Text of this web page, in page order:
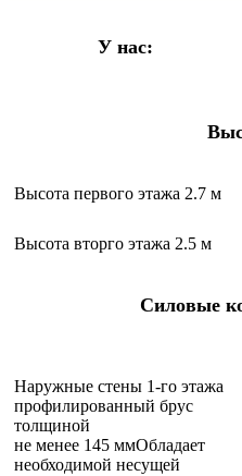
У нас:
Высота первого этажа 2.7 м
Высота вторго этажа 2.5 м
Силовые
Наружные стены 1-го этажа
профилированный брус
толщиной
не менее 145 ммОбладает
необходимой несущей